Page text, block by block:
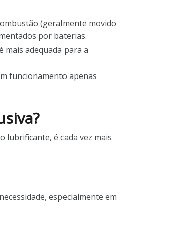
(geralmente movido
por baterias.
mais adequada para a
funcionamento apenas
lubrificante, é cada vez mais
especialmente em